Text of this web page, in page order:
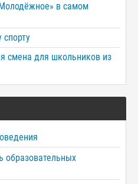
в самом
спорту
смена для школьников из
образовательных